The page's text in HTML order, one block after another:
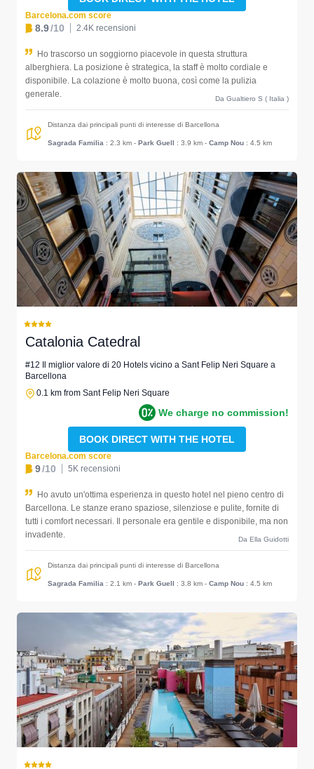
Barcelona.com score
8.9/10 2.4K recensioni
Ho trascorso un soggiorno piacevole in questa struttura
alberghiera. La posizione è strategica, la staff è molto cordiale e
disponibile. La colazione è molto buona, così come la pulizia
generale.
Da Gualtiero S ( Italia )
Distanza dai principali punti di interesse di Barcellona
Sagrada Familia : 2.3 km - Park Guell : 3.9 km - Camp Nou : 4.5 km
Catalonia Catedral
#12 Il miglior valore di 20 Hotels vicino a Sant Felip Neri Square a
Barcellona
0.1 km from Sant Felip Neri Square
We charge no commission!
BOOK DIRECT WITH THE HOTEL
Barcelona.com score
9/10 5K recensioni
Ho avuto un'ottima esperienza in questo hotel nel pieno centro di
Barcellona. Le stanze erano spaziose, silenziose e pulite, fornite di
tutti i comfort necessari. Il personale era gentile e disponibile, ma non
invadente.
Da Ella Guidotti
Distanza dai principali punti di interesse di Barcellona
Sagrada Familia : 2.1 km - Park Guell : 3.8 km - Camp Nou : 4.5 km